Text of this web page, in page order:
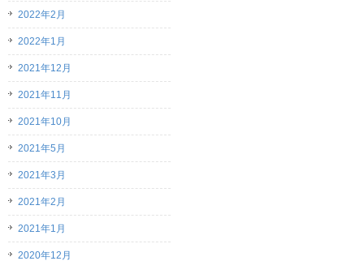
2022年2月
2022年1月
2021年12月
2021年11月
2021年10月
2021年5月
2021年3月
2021年2月
2021年1月
2020年12月